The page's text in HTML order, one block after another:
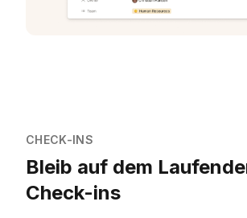
CHECK-INS
Bleib auf dem
Check-ins